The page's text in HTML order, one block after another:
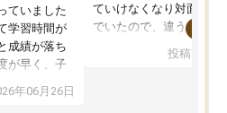
ていました
学習時間が
成績が落ち
が早く、子
ると嫌な反
お願いして
年06月26日
ていけなくなり対面の塾
でいたので、違うアプロ
で、当初は模試でD判定
投稿日：